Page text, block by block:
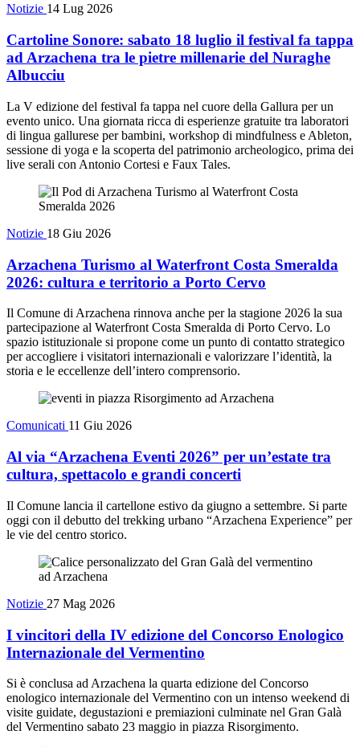
Notizie 14 Lug 2026
Cartoline Sonore: sabato 18 luglio il festival fa tappa
ad Arzachena tra le pietre millenarie del Nuraghe
Albucciu
La V edizione del festival fa tappa nel cuore della Gallura per un
evento unico. Una giornata ricca di esperienze gratuite tra laboratori
di lingua gallurese per bambini, workshop di mindfulness e Ableton,
sessione di yoga e la scoperta del patrimonio archeologico, prima dei
live serali con Antonio Cortesi e Faux Tales.
Notizie 18 Giu 2026
Arzachena Turismo al Waterfront Costa Smeralda
2026: cultura e territorio a Porto Cervo
Il Comune di Arzachena rinnova anche per la stagione 2026 la sua
partecipazione al Waterfront Costa Smeralda di Porto Cervo. Lo
spazio istituzionale si propone come un punto di contatto strategico
per accogliere i visitatori internazionali e valorizzare l’identità, la
storia e le eccellenze dell’intero comprensorio.
Comunicati 11 Giu 2026
Al via “Arzachena Eventi 2026” per un’estate tra
cultura, spettacolo e grandi concerti
Il Comune lancia il cartellone estivo da giugno a settembre. Si parte
oggi con il debutto del trekking urbano “Arzachena Experience” per
le vie del centro storico.
Notizie 27 Mag 2026
I vincitori della IV edizione del Concorso Enologico
Internazionale del Vermentino
Si è conclusa ad Arzachena la quarta edizione del Concorso
enologico internazionale del Vermentino con un intenso weekend di
visite guidate, degustazioni e premiazioni culminate nel Gran Galà
del Vermentino sabato 23 maggio in piazza Risorgimento.